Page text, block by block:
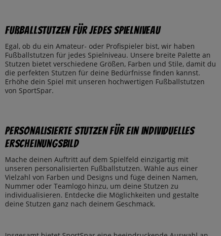
Fußballstutzen für jedes Spielniveau
Egal, ob du ein Amateur- oder Profispieler bist, wir haben
Fußballstutzen für jedes Spielniveau. Unsere breite Palette an
Stutzen bietet verschiedene Größen, Farben und Stile, damit du
die perfekten Stutzen für deine Bedürfnisse finden kannst.
Erhöhe dein Spiel mit unseren hochwertigen Fußballstutzen
von SportSpar.
Personalisierte Stutzen für ein individuelles
Erscheinungsbild
Mache deinen Auftritt auf dem Spielfeld einzigartig mit
unseren personalisierten Fußballstutzen. Wähle aus einer
Vielzahl von Farben und Designs und füge deinen Namen,
Nummer oder Teamlogo hinzu, um deine Stutzen zu
individualisieren. Entdecke die Möglichkeiten und gestalte
deine Stutzen ganz nach deinem Geschmack.